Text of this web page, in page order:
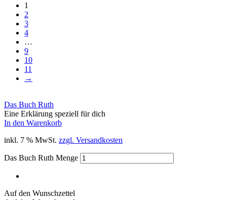
1
2
3
4
…
9
10
11
→
Das Buch Ruth
Eine Erklärung speziell für dich
In den Warenkorb
inkl. 7 % MwSt. zzgl. Versandkosten
Das Buch Ruth Menge
Auf den Wunschzettel